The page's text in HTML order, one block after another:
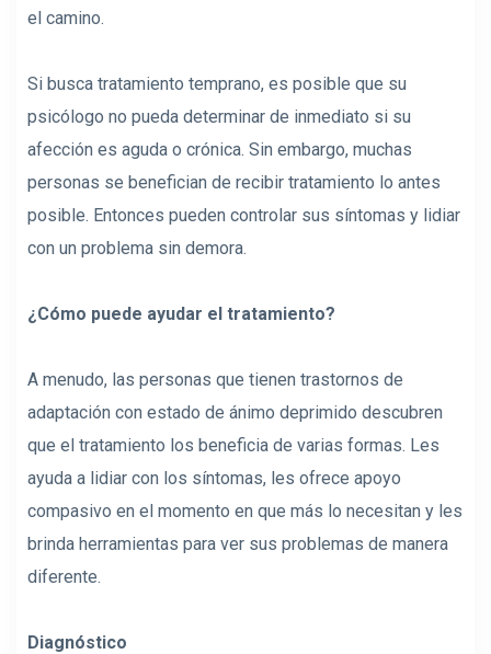
el camino.
Si busca tratamiento temprano, es posible que su
psicólogo no pueda determinar de inmediato si su
afección es aguda o crónica. Sin embargo, muchas
personas se benefician de recibir tratamiento lo antes
posible. Entonces pueden controlar sus síntomas y lidiar
con un problema sin demora.
¿Cómo puede ayudar el tratamiento?
A menudo, las personas que tienen trastornos de
adaptación con estado de ánimo deprimido descubren
que el tratamiento los beneficia de varias formas. Les
ayuda a lidiar con los síntomas, les ofrece apoyo
compasivo en el momento en que más lo necesitan y les
brinda herramientas para ver sus problemas de manera
diferente.
Diagnóstico